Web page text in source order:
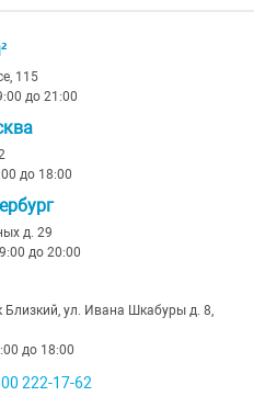
115
до 21:00
до 18:00
д. 29
до 20:00
Близкий, ул. Ивана Шкабуры д. 8,
до 18:00
222-17-62